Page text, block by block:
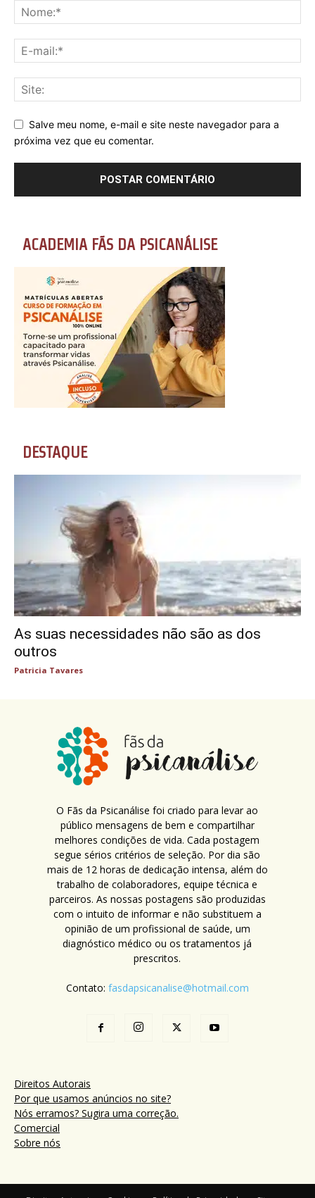
Salve meu nome, e-mail e site neste navegador para a
próxima vez que eu comentar.
ACADEMIA FÃS DA PSICANÁLISE
DESTAQUE
As suas necessidades não são as dos
outros
Patricia Tavares
O Fãs da Psicanálise foi criado para levar ao
público mensagens de bem e compartilhar
melhores condições de vida. Cada postagem
segue sérios critérios de seleção. Por dia são
mais de 12 horas de dedicação intensa, além do
trabalho de colaboradores, equipe técnica e
parceiros. As nossas postagens são produzidas
com o intuito de informar e não substituem a
opinião de um profissional de saúde, um
diagnóstico médico ou os tratamentos já
prescritos.
Contato: fasdapsicanalise@hotmail.com
Direitos Autorais
Por que usamos anúncios no site?
Nós erramos? Sugira uma correção.
Comercial
Sobre nós